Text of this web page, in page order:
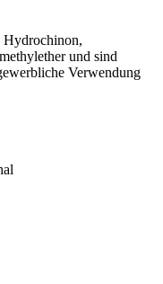
Hydrochinon,
und sind
Verwendung